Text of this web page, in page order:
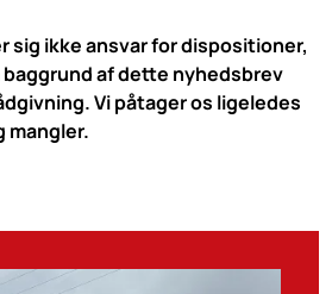
sig ikke ansvar for dispositioner,
af dette nyhedsbrev
Vi påtager os ligeledes
mangler.